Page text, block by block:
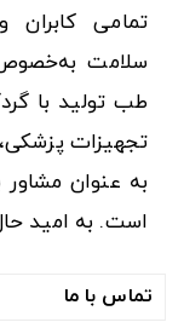
تمامی
سلامت
طب تولید با
تجهیزات
به عنوان
است. به امید
تماس با ما